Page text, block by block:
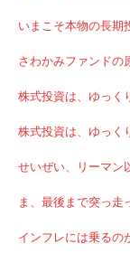
いまこそ本物の長期
さわかみファンドの
株式投資は、ゆっく
株式投資は、ゆっく
せいぜい、リーマン
ま、最後まで突っ走
インフレには乗るの